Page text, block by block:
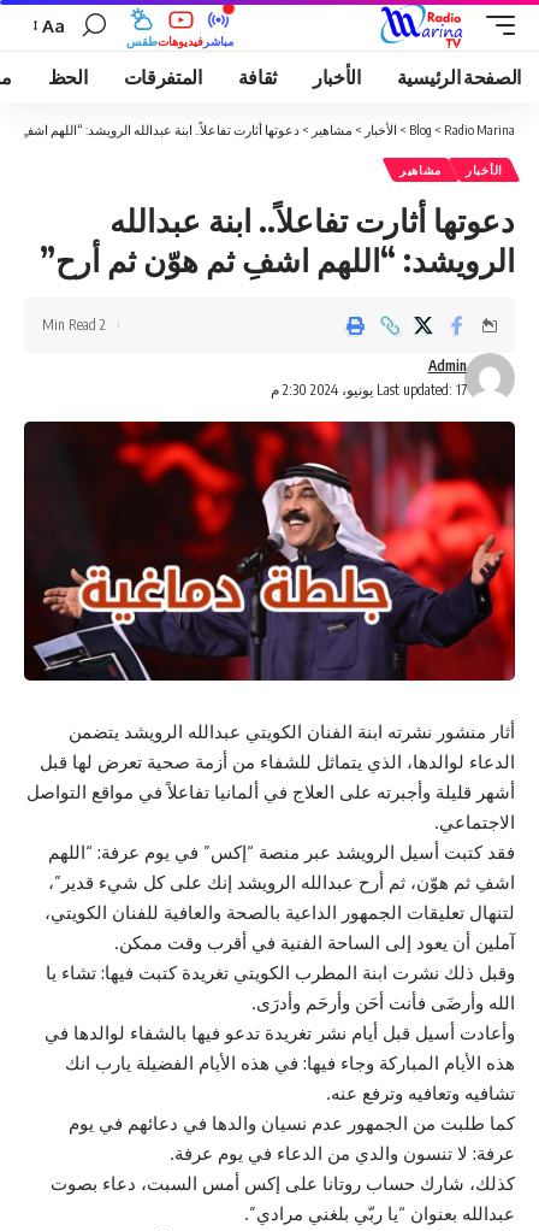
طقسفيديوهات مباشر
Aa
الصفحة الرئيسية الأخبار ثقافة المتفرقات الحظ
Radio Marina
>
Blog
> الأخبار > مشاهير > دعوتها أثارت تفاعلاً.. ابنة عبدالله الرويشد: “اللهم اشفِ
الأخبار مشاهير
دعوتها أثارت تفاعلاً.. ابنة عبدالله
الرويشد: “اللهم اشفِ ثم هوّن ثم أرح”
Last updated: 17 يونيو، 2024 2:30 م
Admin
2 Min Read
أثار منشور نشرته ابنة الفنان الكويتي عبدالله الرويشد يتضمن
الدعاء لوالدها، الذي يتماثل للشفاء من أزمة صحية تعرض لها قبل
أشهر قليلة وأجبرته على العلاج في ألمانيا تفاعلاً في مواقع التواصل
الاجتماعي.
فقد كتبت أسيل الرويشد عبر منصة “إكس” في يوم عرفة: “اللهم
اشفِ ثم هوّن، ثم أرح عبدالله الرويشد إنك على كل شيء قدير”،
لتنهال تعليقات الجمهور الداعية بالصحة والعافية للفنان الكويتي،
آملين أن يعود إلى الساحة الفنية في أقرب وقت ممكن.
وقبل ذلك نشرت ابنة المطرب الكويتي تغريدة كتبت فيها: تشاء يا
الله وأرضَى فأنت أحَن وأرحَم وأدرَى.
وأعادت أسيل قبل أيام نشر تغريدة تدعو فيها بالشفاء لوالدها في
هذه الأيام المباركة وجاء فيها: في هذه الأيام الفضيلة يارب انك
تشافيه وتعافيه وترفع عنه.
كما طلبت من الجمهور عدم نسيان والدها في دعائهم في يوم
عرفة: لا تنسون والدي من الدعاء في يوم عرفة.
كذلك، شارك حساب روتانا على إكس أمس السبت، دعاء بصوت
عبدالله بعنوان “يا ربّي بلغني مرادي”.